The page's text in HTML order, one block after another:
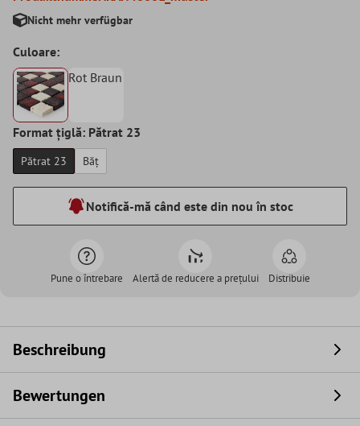
Nicht mehr verfügbar
Culoare:
Rot Braun
Format țiglă: Pătrat 23
Pătrat 23 Băț
Notifică-mă când este din nou în stoc
Pune o întrebare Alertă de reducere a prețului Distribuie
Beschreibung
Bewertungen